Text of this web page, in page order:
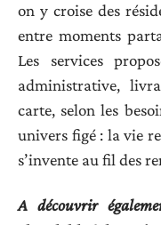
on y croise des
entre moments
Les services
administrative,
carte, selon les
univers figé : la vie
s’invente au fil des
A découvrir